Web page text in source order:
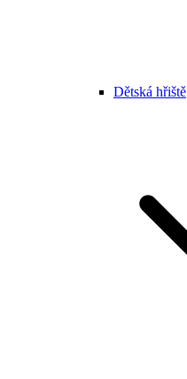
Dětská hřiště